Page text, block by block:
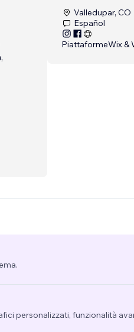
Valledupar, CO
Español
PiattaformeWix &
personalizzati, funzionalità